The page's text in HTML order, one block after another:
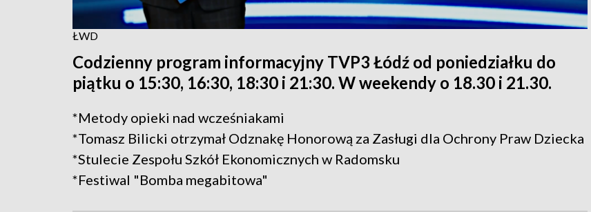
ŁWD
Codzienny program informacyjny TVP3 Łódź od poniedziałku do
piątku o 15:30, 16:30, 18:30 i 21:30. W weekendy o 18.30 i 21.30.
*Metody opieki nad wcześniakami
*Tomasz Bilicki otrzymał Odznakę Honorową za Zasługi dla Ochrony Praw Dziecka
*Stulecie Zespołu Szkół Ekonomicznych w Radomsku
*Festiwal "Bomba megabitowa"